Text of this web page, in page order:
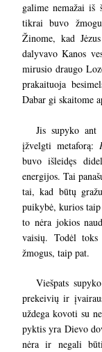
galime nemažai iš
tikrai buvo
Žinome, kad
dalyvavo Kanos
mirusio draugo
prakaituoja
Dabar gi skaitome
Jis supyko
įžvelgti metaforą:
buvo išleidęs
energijos. Tai
tai, kad būtų
puikybė, kurios
to nėra jokios
vaisių. Todėl toks
žmogus, taip pat.
Viešpats
prekeivių ir
uždega kovoti su
pyktis yra Dievo
nėra ir negali